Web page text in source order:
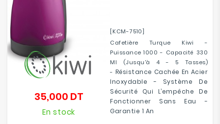
[KCM-7510]
Cafetière Turque Kiwi -
Puissance 1000 - Capacité 330
Ml (jusqu'à 4 - 5 Tasses)
- Résistance Cachée En Acier
Inoxydable - Système De
Sécurité Qui L’empêche De
Fonctionner Sans Eau -
Garantie 1 An
35,000 DTPrix
En stock